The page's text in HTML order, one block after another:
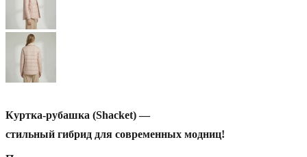
Алиса
Куртка-рубашка (Shacket)—
стильный гибрид для современных модниц!